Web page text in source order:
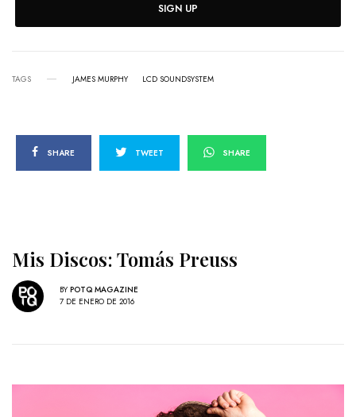
SIGN UP
TAGS JAMES MURPHY LCD SOUNDSYSTEM
SHARE TWEET SHARE
Mis Discos: Tomás Preuss
BY POTQ MAGAZINE
7 DE ENERO DE 2016